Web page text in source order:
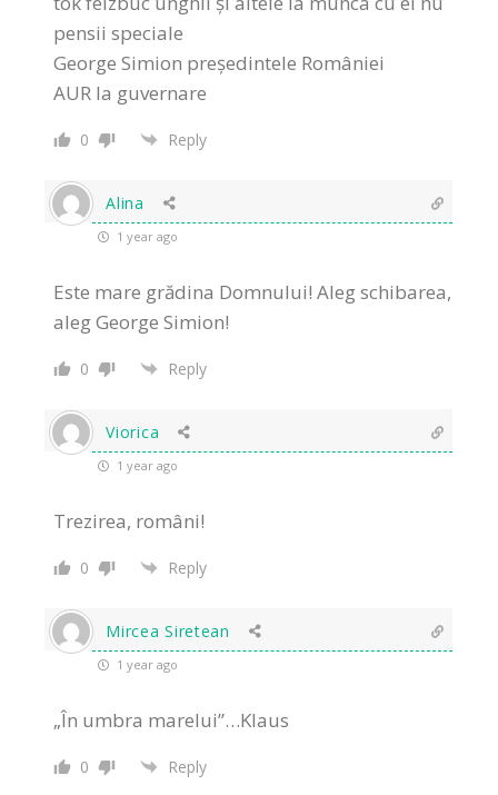
pensii speciale
George Simion președintele României
AUR la guvernare
0 Reply
Alina
1 year ago
Este mare grădina Domnului! Aleg schibarea,
aleg George Simion!
0 Reply
Viorica
1 year ago
Trezirea, români!
0 Reply
Mircea Siretean
1 year ago
„În umbra marelui”…Klaus
0 Reply